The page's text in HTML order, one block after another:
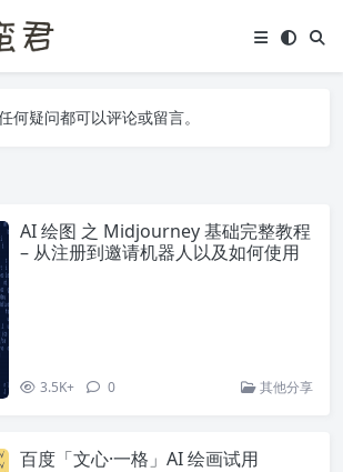
何疑问都可以评论或留言。
何疑问都可以评论或留言。
AI 绘图 之 Midjourney 基础完整教程
– 从注册到邀请机器人以及如何使用
3.5K+ 0 其他分享
百度「文心·一格」AI 绘画试用